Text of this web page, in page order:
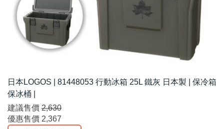
日本LOGOS | 81448053 行動冰箱 25L 鐵灰 日本製 | 保冷箱
保冰桶 |
建議售價 2,630
優惠售價 2,367